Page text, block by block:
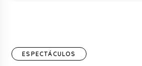
ESPECTÁCULOS